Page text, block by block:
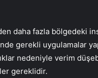
daha fazla bölgedeki
gerekli uygulamalar
nedeniyle verim
gereklidir.